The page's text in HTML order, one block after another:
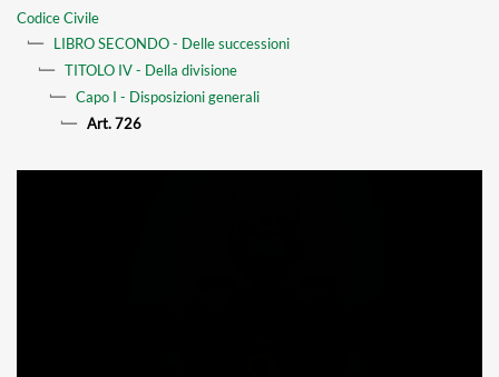
Codice Civile
LIBRO SECONDO - Delle successioni
TITOLO IV - Della divisione
Capo I - Disposizioni generali
Art. 726